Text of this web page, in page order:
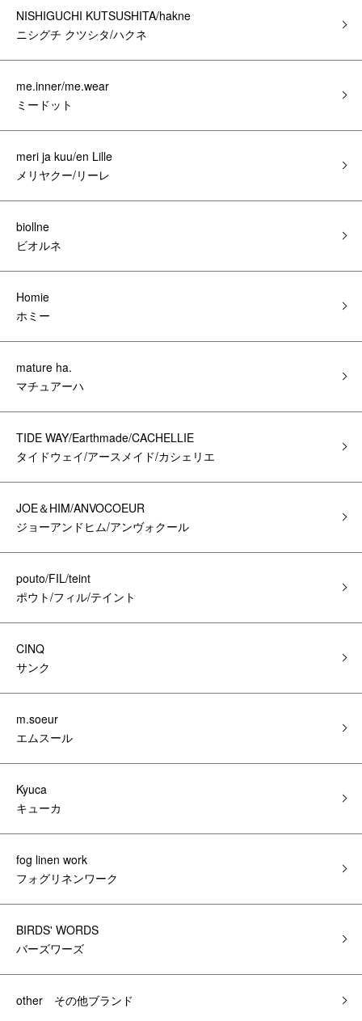
NISHIGUCHI KUTSUSHITA/hakne
ニシグチ クツシタ/ハクネ
me.inner/me.wear
ミードット
meri ja kuu/en Lille
メリヤクー/リーレ
biollne
ビオルネ
Homie
ホミー
mature ha.
マチュアーハ
TIDE WAY/Earthmade/CACHELLIE
タイドウェイ/アースメイド/カシェリエ
JOE＆HIM/ANVOCOEUR
ジョーアンドヒム/アンヴォクール
pouto/FIL/teint
ポウト/フィル/テイント
CINQ
サンク
m.soeur
エムスール
Kyuca
キューカ
fog linen work
フォグリネンワーク
BIRDS' WORDS
バーズワーズ
other その他ブランド